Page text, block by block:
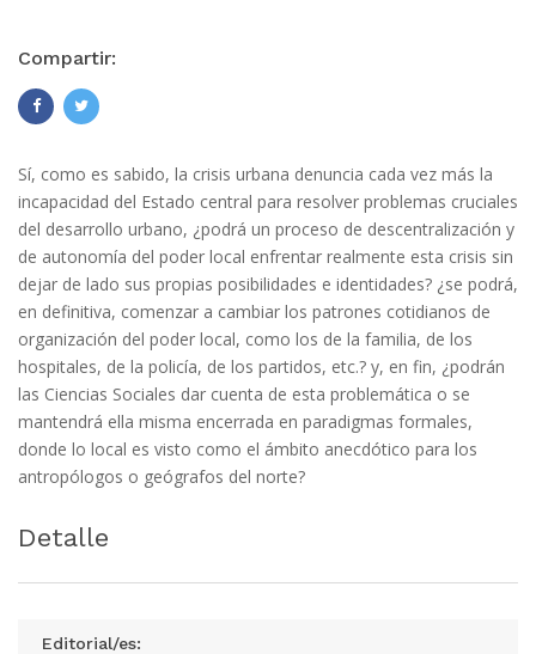
Compartir:
Sí, como es sabido, la crisis urbana denuncia cada vez más la
incapacidad del Estado central para resolver problemas cruciales
del desarrollo urbano, ¿podrá un proceso de descentralización y
de autonomía del poder local enfrentar realmente esta crisis sin
dejar de lado sus propias posibilidades e identidades? ¿se podrá,
en definitiva, comenzar a cambiar los patrones cotidianos de
organización del poder local, como los de la familia, de los
hospitales, de la policía, de los partidos, etc.? y, en fin, ¿podrán
las Ciencias Sociales dar cuenta de esta problemática o se
mantendrá ella misma encerrada en paradigmas formales,
donde lo local es visto como el ámbito anecdótico para los
antropólogos o geógrafos del norte?
Detalle
Editorial/es: